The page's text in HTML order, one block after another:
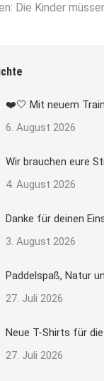
Die Kinder
❤️🤍 Mit neuem
6. August 2026
Wir brauchen eure
4. August 2026
Danke für deinen
3. August 2026
Paddelspaß, Natur
27. Juli 2026
Neue T-Shirts für
27. Juli 2026